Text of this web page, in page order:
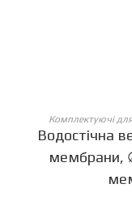
Комплектуючі
Водостічна
мембрани,